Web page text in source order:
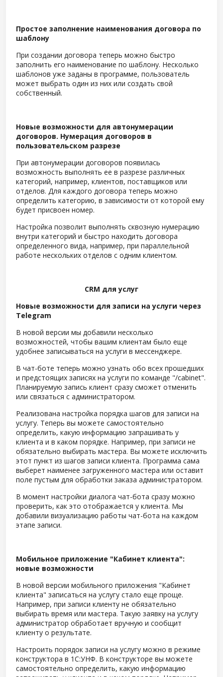
Простое заполнение наименования договора по
шаблону
При создании договора теперь можно быстро
заполнить его наименование по шаблону. Несколько
шаблонов уже заданы в программе, пользователь
может выбрать один из них или создать свой
собственный.
Новые возможности для автонумерации
договоров. Нумерация договоров в
пользовательском разрезе
При автонумерации договоров появилась
возможность выполнять ее в разрезе различных
категорий, например, клиентов, поставщиков или
отделов. Для каждого договора теперь можно
определить категорию, в зависимости от которой ему
будет присвоен номер.
Настройка позволит выполнять сквозную нумерацию
внутри категорий и быстро находить договора
определенного вида, например, при параллельной
работе нескольких отделов с одним клиентом.
CRM для услуг
Новые возможности для записи на услуги через
Telegram
В новой версии мы добавили несколько
возможностей, чтобы вашим клиентам было еще
удобнее записываться на услуги в мессенджере.
В чат-боте теперь можно узнать обо всех прошедших
и предстоящих записях на услуги по команде "/cabinet".
Планируемую запись клиент сразу сможет отменить
или связаться с администратором.
Реализована настройка порядка шагов для записи на
услугу. Теперь вы можете самостоятельно
определить, какую информацию запрашивать у
клиента и в каком порядке. Например, при записи не
обязательно выбирать мастера. Вы можете исключить
этот пункт из шагов записи клиента. Программа сама
выберет наименее загруженного мастера или оставит
поле пустым для обработки заказа администратором.
В момент настройки диалога чат-бота сразу можно
проверить, как это отображается у клиента. Мы
добавили визуализацию работы чат-бота на каждом
этапе записи.
Мобильное приложение "Кабинет клиента":
новые возможности
В новой версии мобильного приложения "Кабинет
клиента" записаться на услугу стало еще проще.
Например, при записи клиенту не обязательно
выбирать время или мастера. Такую заявку на услугу
администратор обработает вручную и сообщит
клиенту о результате.
Настроить порядок записи на услугу можно в режиме
конструктора в 1С:УНФ. В конструкторе вы можете
самостоятельно определить, какую информацию